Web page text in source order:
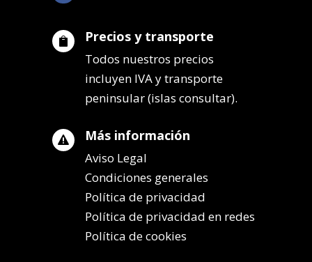
 Precios y transporte
Todos nuestros precios
incluyen IVA y transporte
peninsular (islas consultar).
 Más información
Aviso Legal
Condiciones generales
Política de privacidad
Política de privacidad en redes
Política de cookies